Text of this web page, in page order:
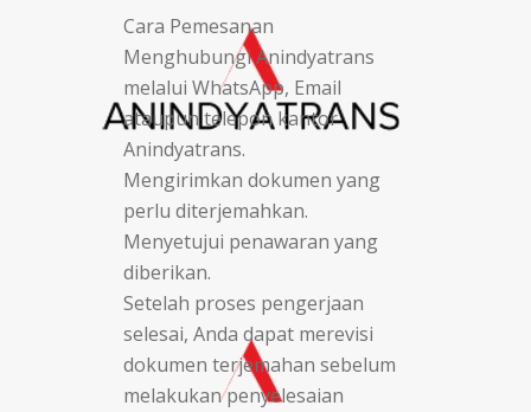
Cara Pemesanan
Menghubungi Anindyatrans
melalui WhatsApp, Email
ataupun telepon kantor
Anindyatrans.
Mengirimkan dokumen yang
perlu diterjemahkan.
Menyetujui penawaran yang
diberikan.
Setelah proses pengerjaan
selesai, Anda dapat merevisi
dokumen terjemahan sebelum
melakukan penyelesaian